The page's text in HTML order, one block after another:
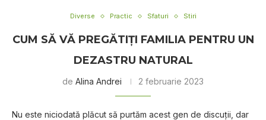
Diverse Practic Sfaturi Stiri
CUM SĂ VĂ PREGĂTIȚI FAMILIA PENTRU UN
DEZASTRU NATURAL
de Alina Andrei 2 februarie 2023
Nu este niciodată plăcut să purtăm acest gen de discuții, dar